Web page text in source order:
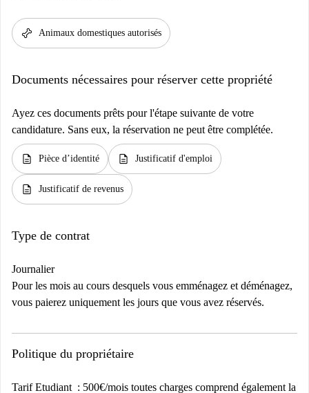
pet_supplies Animaux domestiques autorisés
Documents nécessaires pour réserver cette propriété
Ayez ces documents prêts pour l'étape suivante de votre
candidature. Sans eux, la réservation ne peut être complétée.
description Pièce d’identité description Justificatif d'emploi
description Justificatif de revenus
Type de contrat
Journalier
Pour les mois au cours desquels vous emménagez et déménagez,
vous paierez uniquement les jours que vous avez réservés.
Politique du propriétaire
Tarif Etudiant : 500€/mois toutes charges comprend également la